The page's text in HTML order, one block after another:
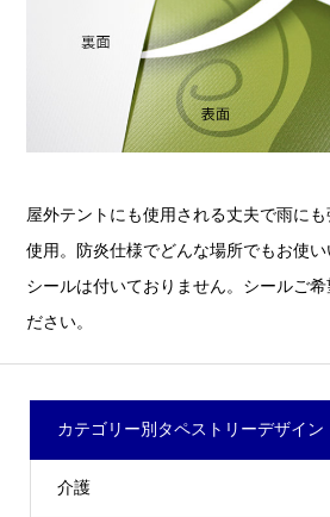
屋外テントにも使用される丈夫で雨に
使用。防炎仕様でどんな場所でもお使
シールは付いておりません。シールご希
ださい。
カテゴリー別タペストリーデザイン
介護